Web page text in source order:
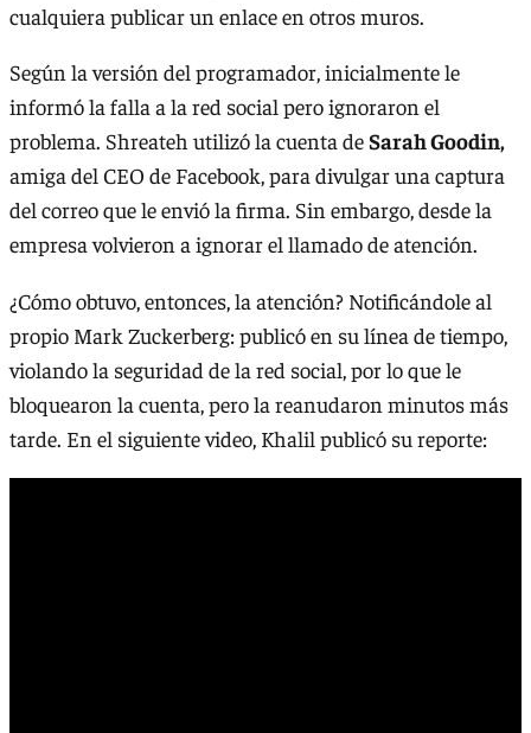
cualquiera publicar un enlace en otros muros.
Según la versión del programador, inicialmente le
informó la falla a la red social pero ignoraron el
problema. Shreateh utilizó la cuenta deSarah Goodin,
amiga del CEO de Facebook, para divulgar una captura
del correo que le envió la firma. Sin embargo, desde la
empresa volvieron a ignorar el llamado de atención.
¿Cómo obtuvo, entonces, la atención? Notificándole al
propio Mark Zuckerberg: publicó en su línea de tiempo,
violando la seguridad de la red social, por lo que le
bloquearon la cuenta, pero la reanudaron minutos más
tarde. En el siguiente video, Khalil publicó su reporte: